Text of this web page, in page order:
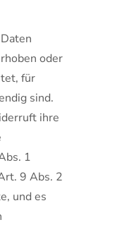
oder
für
sind.
ihre
1
9 Abs. 2
und es